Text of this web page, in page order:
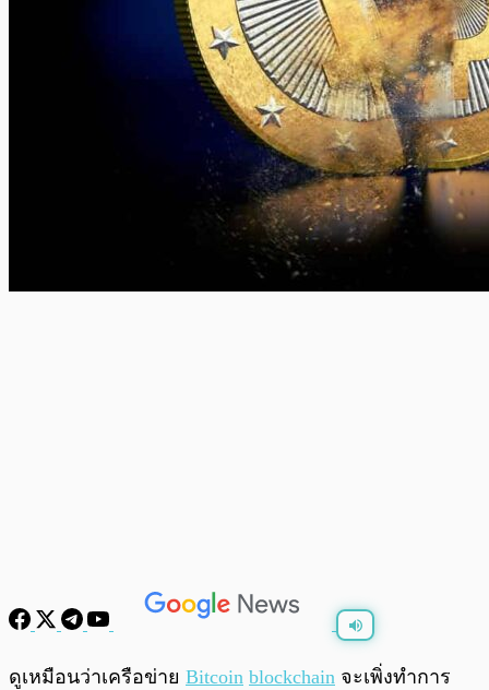
พร้อมเล่น 0:00 /
ดูเหมือนว่าเครือข่าย Bitcoin blockchain จะเพิ่งทำการ